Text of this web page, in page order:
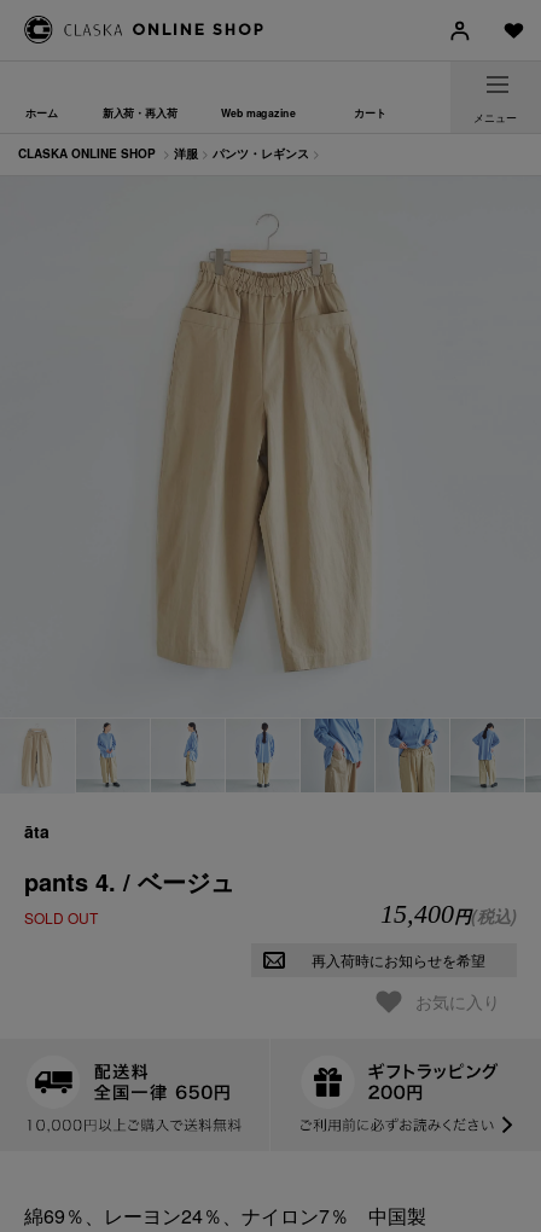
ホーム 新入荷・再入荷 Web magazine カート メニュー
CLASKA ONLINE SHOP > 洋服 > パンツ・レギンス >
āta
pants 4. / ベージュ
SOLD OUT 15,400円(税込)
再入荷時にお知らせを希望
お気に入り
綿69％、レーヨン24％、ナイロン7％ 中国製